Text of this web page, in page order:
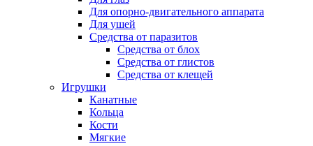
Для опорно-двигательного аппарата
Для ушей
Средства от паразитов
Средства от блох
Средства от глистов
Средства от клещей
Игрушки
Канатные
Кольца
Кости
Мягкие